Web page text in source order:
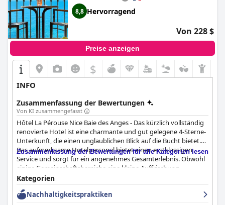
8,8 Hervorragend
Von 228 $
Preise anzeigen
$
INFO
Zusammenfassung der Bewertungen
Von KI zusammengefasst
Hôtel La Pérouse Nice Baie des Anges - Das kürzlich vollständig
renovierte Hotel ist eine charmante und gut gelegene 4-Sterne-
Unterkunft, die einen unglaublichen Blick auf die Bucht bietet.
Das aufmerksame Hotelpersonal bietet einen erstklassigen
Service und sorgt für ein angenehmes Gesamterlebnis. Obwohl
einige Gemeinschaftsbereiche eine kleine Auffrischung
vertragen könnten, empfehlen die Gäste dieses Hotel wegen
seiner zauberhaften Lage und der ruhigen Zimmer sehr. Einige
Gäste waren jedoch der Meinung, dass der Poolbereich und die
Zusammenfassung der Bewertungen für alle Kategorien lesen
Kategorien
Nachhaltigkeitspraktiken